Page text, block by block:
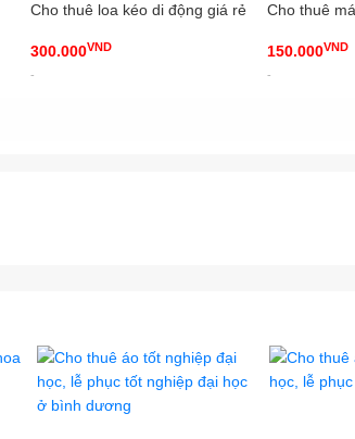
Cho thuê loa kéo di động giá rẻ
300.000VND
-
Cho thuê
150.000VND
-